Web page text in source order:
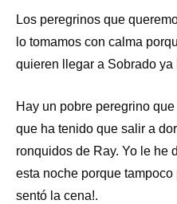
Los peregrinos que
lo tomamos con calma
quieren llegar a Sobrado
Hay un pobre peregrino
que ha tenido que salir a
ronquidos de Ray. Yo le he
esta noche porque tampoco
sentó la cena!.